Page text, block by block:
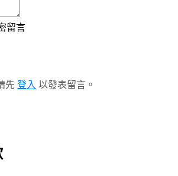
留言
先 登入 以發表留言。